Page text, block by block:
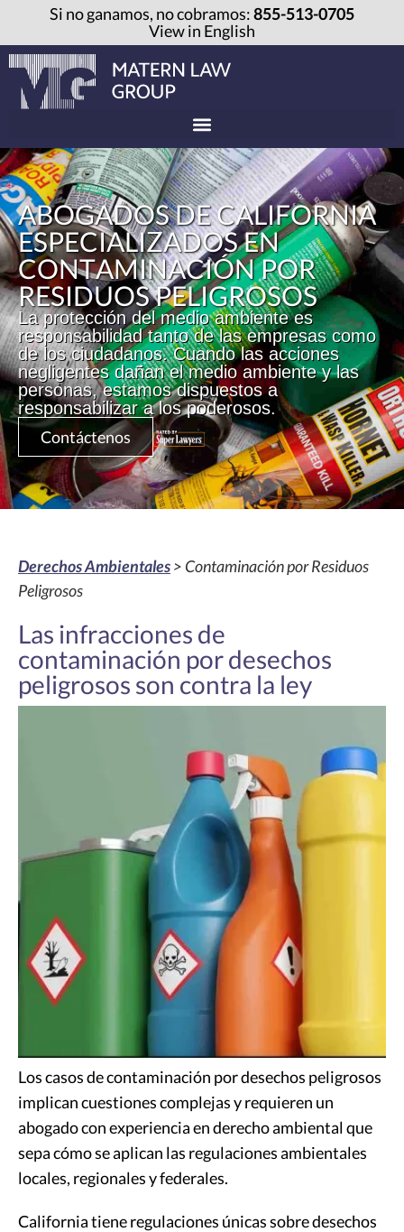
Si no ganamos, no cobramos:855-513-0705
View in English
ABOGADOS DE CALIFORNIA
ESPECIALIZADOS EN
CONTAMINACIÓN POR
RESIDUOS PELIGROSOS
La protección del medio ambiente es
responsabilidad tanto de las empresas como
de los ciudadanos. Cuando las acciones
negligentes dañan el medio ambiente y las
personas, estamos dispuestos a
responsabilizar a los poderosos.
Contáctenos
Derechos Ambientales> Contaminación por Residuos
Peligrosos
Las infracciones de
contaminación por desechos
peligrosos son contra la ley
Los casos de contaminación por desechos peligrosos
implican cuestiones complejas y requieren un
abogado con experiencia en derecho ambiental que
sepa cómo se aplican las regulaciones ambientales
locales, regionales y federales.
California tiene regulaciones únicas sobre desechos